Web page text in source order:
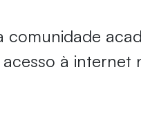
à internet